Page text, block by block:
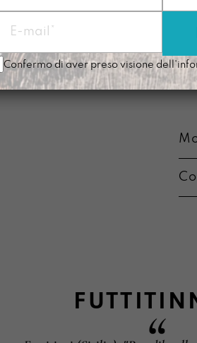
Confermo di aver preso visione